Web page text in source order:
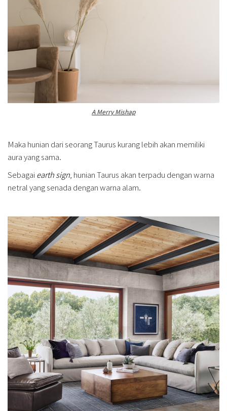
A Merry Mishap
Maka hunian dari seorang Taurus kurang lebih akan memiliki
aura yang sama.
Sebagai earth sign , hunian Taurus akan terpadu dengan warna
netral yang senada dengan warna alam.